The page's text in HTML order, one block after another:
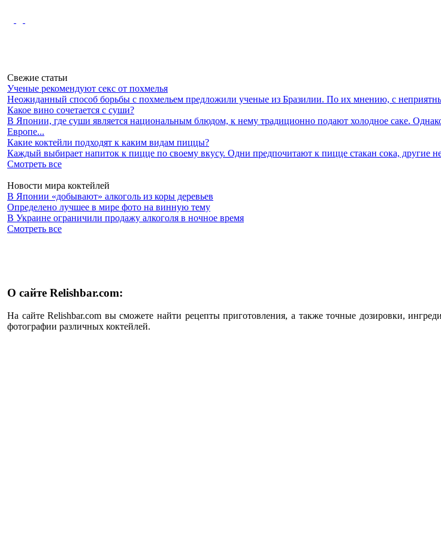
Свежие статьи
Ученые рекомендуют секс от похмелья
Неожиданный способ борьбы с похмельем предложили ученые из Бразилии. По их мнению, с
Какое вино сочетается с суши?
В Японии, где суши является национальным блюдом, к нему традиционно подают холодное саке.
Европе...
Какие коктейли подходят к каким видам пиццы?
Каждый выбирает напиток к пицце по своему вкусу. Одни предпочитают к пицце стакан сока, другие
Смотреть все
Новости мира коктейлей
В Японии «добывают» алкоголь из коры деревьев
Определено лучшее в мире фото на винную тему
В Украине ограничили продажу алкоголя в ночное время
Смотреть все
О сайте Relishbar.com:
На сайте Relishbar.com вы сможете найти рецепты приготовления, а также точные дозировки,
фотографии различных коктейлей.